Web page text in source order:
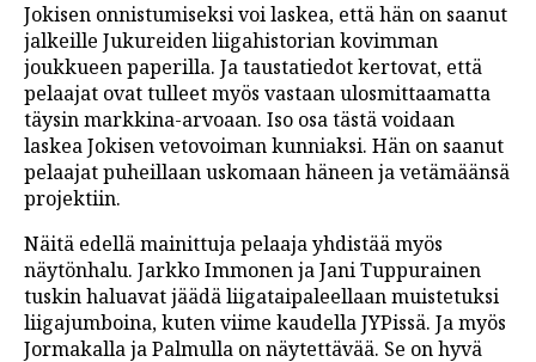
Jokisen onnistumiseksi voi laskea, että hän on saanut
jalkeille Jukureiden liigahistorian kovimman
joukkueen paperilla. Ja taustatiedot kertovat, että
pelaajat ovat tulleet myös vastaan ulosmittaamatta
täysin markkina-arvoaan. Iso osa tästä voidaan
laskea Jokisen vetovoiman kunniaksi. Hän on saanut
pelaajat puheillaan uskomaan häneen ja vetämäänsä
projektiin.
Näitä edellä mainittuja pelaaja yhdistää myös
näytönhalu. Jarkko Immonen ja Jani Tuppurainen
tuskin haluavat jäädä liigataipaleellaan muistetuksi
liigajumboina, kuten viime kaudella JYPissä. Ja myös
Jormakalla ja Palmulla on näytettävää. Se on hyvä